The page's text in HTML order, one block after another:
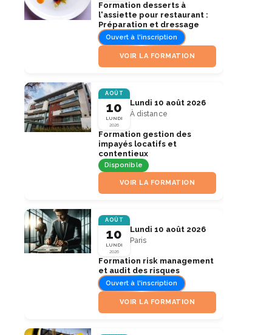
Formation desserts à
l'assiette pour restaurant :
Préparation et dressage
Ouvert à l'inscription
VOIR LA FORMATION
AOÛT
10
LUNDI
2026
Lundi 10 août 2026
À distance
Formation gestion des
impayés locatifs et
contentieux
Disponible
VOIR LA FORMATION
AOÛT
10
LUNDI
2026
Lundi 10 août 2026
Paris
Formation risk management
et audit des risques
Ouvert à l'inscription
VOIR LA FORMATION